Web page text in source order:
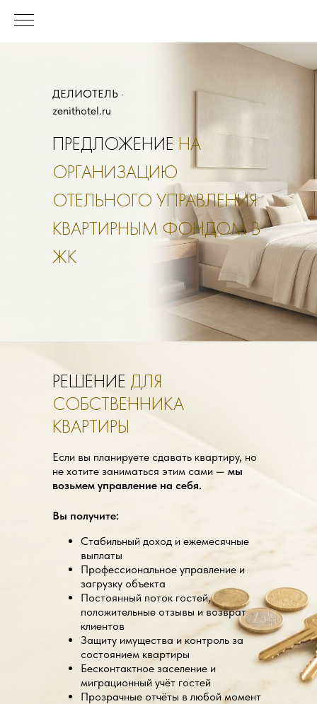
ДЕЛИОТЕЛЬ ·
zenithotel.ru
ПРЕДЛОЖЕНИЕ НА
ОРГАНИЗАЦИЮ
ОТЕЛЬНОГО УПРАВЛЕНИЯ
КВАРТИРНЫМ ФОНДОМ В
ЖК
Если вы планируете сдавать квартиру, но
не хотите заниматься этим сами — мы
возьмем управление на себя.
Вы получите:
Стабильный доход и ежемесячные
выплаты
Профессиональное управление и
загрузку объекта
Постоянный поток гостей,
положительные отзывы и возврат
клиентов
Защиту имущества и контроль за
состоянием квартиры
Бесконтактное заселение и
миграционный учёт гостей
Прозрачные отчёты в любой момент
РЕШЕНИЕ ДЛЯ
СОБСТВЕННИКА
КВАРТИРЫ